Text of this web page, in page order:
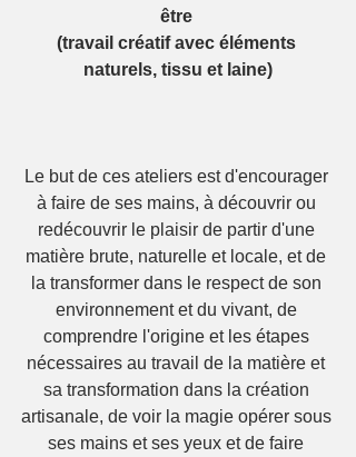
être
(travail créatif avec éléments
naturels, tissu et laine)
Le but de ces ateliers est d'encourager
à faire de ses mains, à découvrir ou
redécouvrir le plaisir de partir d'une
matière brute, naturelle et locale, et de
la transformer dans le respect de son
environnement et du vivant, de
comprendre l'origine et les étapes
nécessaires au travail de la matière et
sa transformation dans la création
artisanale, de voir la magie opérer sous
ses mains et ses yeux et de faire